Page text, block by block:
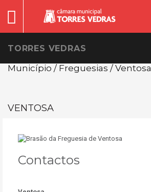
TORRES VEDRAS
Município / Freguesias / Ventosa
VENTOSA
Contactos